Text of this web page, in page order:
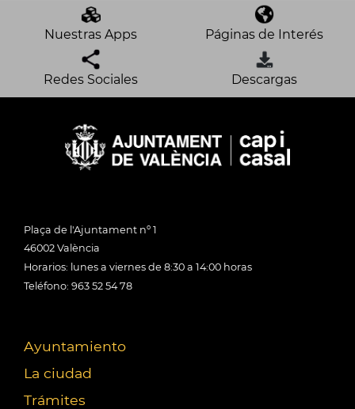
Nuestras Apps Páginas de Interés
Redes Sociales Descargas
Plaça de l'Ajuntament nº 1
46002 València
Horarios: lunes a viernes de 8:30 a 14:00 horas
Teléfono: 963 52 54 78
Ayuntamiento
La ciudad
Trámites